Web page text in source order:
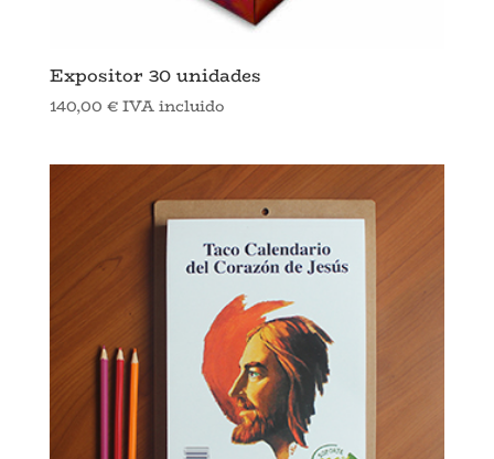
Expositor 30 unidades
140,00 €IVA incluido